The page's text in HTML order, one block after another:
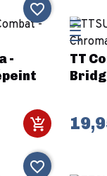
favorite_border
-
favorite_border
TT